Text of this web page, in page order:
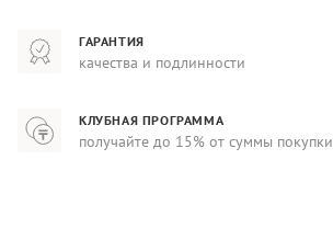
ГАРАНТИЯ
качества и подлинности
КЛУБНАЯ ПРОГРАММА
получайте до 15% от суммы покупки